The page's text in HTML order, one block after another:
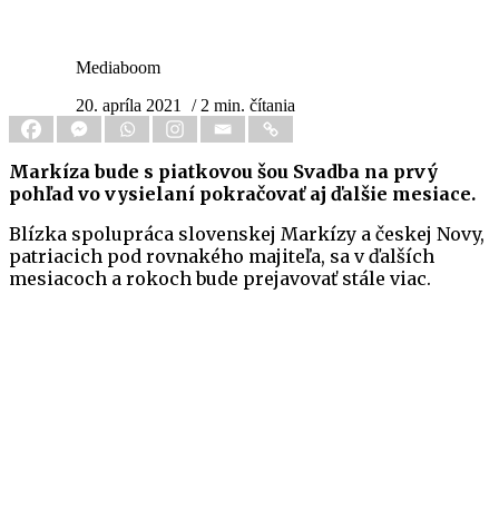
Mediaboom
20. apríla 2021
/ 2 min. čítania
Markíza bude s piatkovou šou Svadba na prvý
pohľad vo vysielaní pokračovať aj ďalšie mesiace.
Blízka spolupráca slovenskej Markízy a českej Novy,
patriacich pod rovnakého majiteľa, sa v ďalších
mesiacoch a rokoch bude prejavovať stále viac.